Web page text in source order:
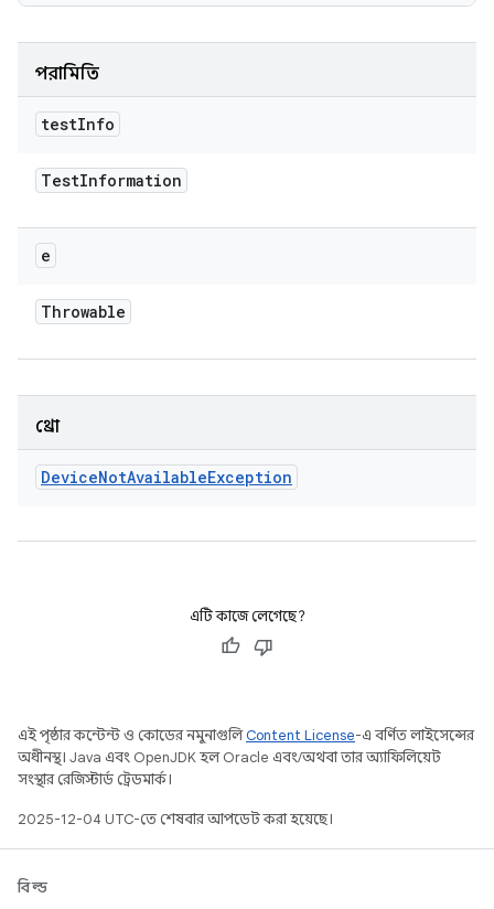
পরামিতি
testInfo
TestInformation
e
Throwable
থ্রো
DeviceNotAvailableException
এটি কাজে লেগেছে?
এই পৃষ্ঠার কন্টেন্ট ও কোডের নমুনাগুলিContent License-এ বর্ণিত লাইসেন্সের
অধীনস্থ। Java এবং OpenJDK হল Oracle এবং/অথবা তার অ্যাফিলিয়েট
সংস্থার রেজিস্টার্ড ট্রেডমার্ক।
2025-12-04 UTC-তে শেষবার আপডেট করা হয়েছে।
বিল্ড